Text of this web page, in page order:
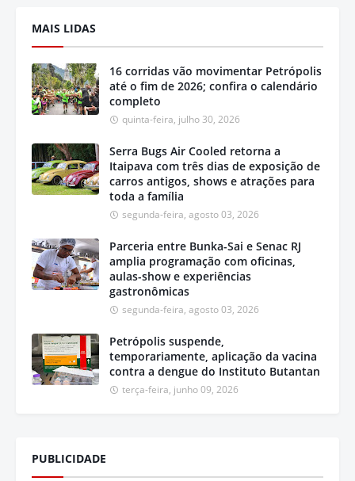
MAIS LIDAS
16 corridas vão movimentar Petrópolis
até o fim de 2026; confira o calendário
completo
quinta-feira, julho 30, 2026
Serra Bugs Air Cooled retorna a
Itaipava com três dias de exposição de
carros antigos, shows e atrações para
toda a família
segunda-feira, agosto 03, 2026
Parceria entre Bunka-Sai e Senac RJ
amplia programação com oficinas,
aulas-show e experiências
gastronômicas
segunda-feira, agosto 03, 2026
Petrópolis suspende,
temporariamente, aplicação da vacina
contra a dengue do Instituto Butantan
terça-feira, junho 09, 2026
PUBLICIDADE